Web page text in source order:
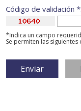
Código de validación *:
*Indica un campo
Se permiten las